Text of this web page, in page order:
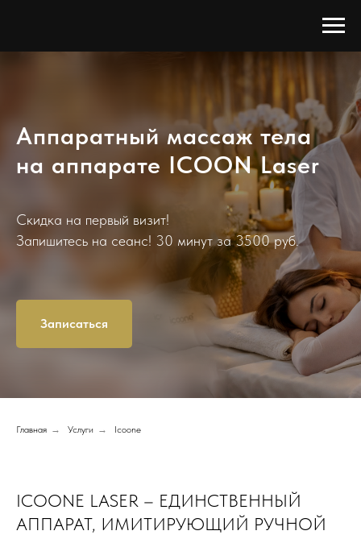
Аппаратный массаж тела
на аппарате ICOON Laser
Скидка на первый визит!
Запишитесь на сеанс! 30 минут за 3500 руб.
Записаться
Главная → Услуги → Icoone
ICOONE LASER – ЕДИНСТВЕННЫЙ
АППАРАТ, ИМИТИРУЮЩИЙ РУЧНОЙ